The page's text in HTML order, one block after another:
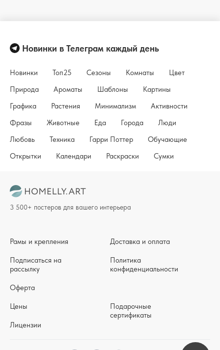
Новинки в Телеграм каждый день
Новинки Топ25 Сезоны Комнаты
Цвет
Природа
Ароматы Шаблоны
Картины
Графика
Растения Минимализм
Активности
Фразы
Животные Еда Города
Люди
Любовь
Техника Гарри Поттер
Обучающие
Открытки
Календари Раскраски Сумки
Рамы и крепления
Подписаться на
рассылку
Оферта
Доставка и оплата
Политика
конфиденциальности
Цены
Лицензии
Подарочные
сертификаты
3 500+ постеров для вашего интерьера